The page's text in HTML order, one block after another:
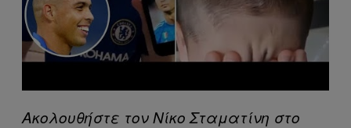
Aκολουθήστε τον Νίκο Σταματίνη στο